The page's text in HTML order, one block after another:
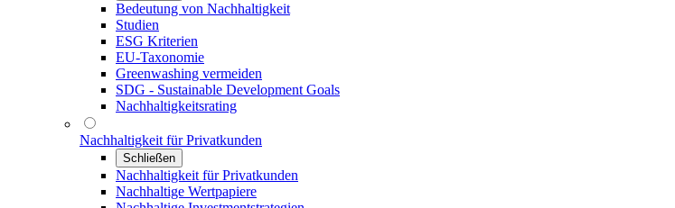
Bedeutung von Nachhaltigkeit
Studien
ESG Kriterien
EU-Taxonomie
Greenwashing vermeiden
SDG - Sustainable Development Goals
Nachhaltigkeitsrating
Nachhaltigkeit für Privatkunden
Schließen
Nachhaltigkeit für Privatkunden
Nachhaltige Wertpapiere